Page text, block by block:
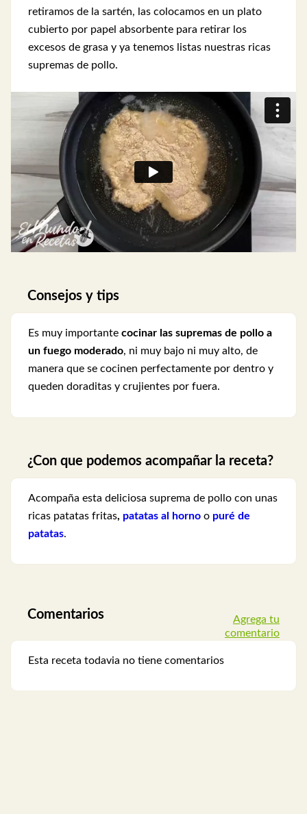
retiramos de la sartén, las colocamos en un plato
cubierto por papel absorbente para retirar los
excesos de grasa y ya tenemos listas nuestras ricas
supremas de pollo.
Consejos y tips
Es muy importante cocinar las supremas de pollo a
un fuego moderado, ni muy bajo ni muy alto, de
manera que se cocinen perfectamente por dentro y
queden doraditas y crujientes por fuera.
¿Con que podemos acompañar la receta?
Acompaña esta deliciosa suprema de pollo con unas
ricas patatas fritas, patatas al horno o puré de
patatas.
Comentarios
Agrega tu
comentario
Esta receta todavia no tiene comentarios